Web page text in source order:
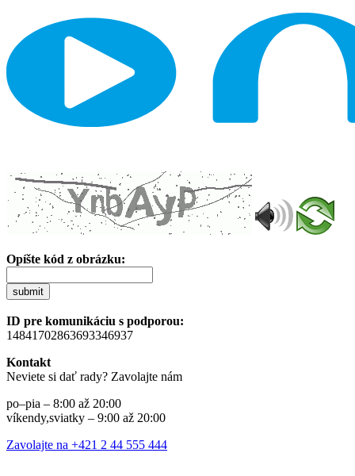
Opíšte kód z obrázku:
submit
ID pre komunikáciu s podporou:
14841702863693346937
Kontakt
Neviete si dať rady? Zavolajte nám
po–pia – 8:00 až 20:00
víkendy,sviatky – 9:00 až 20:00
Zavolajte na +421 2 44 555 444